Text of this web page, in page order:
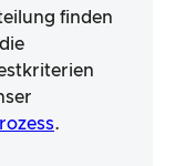
finden
.